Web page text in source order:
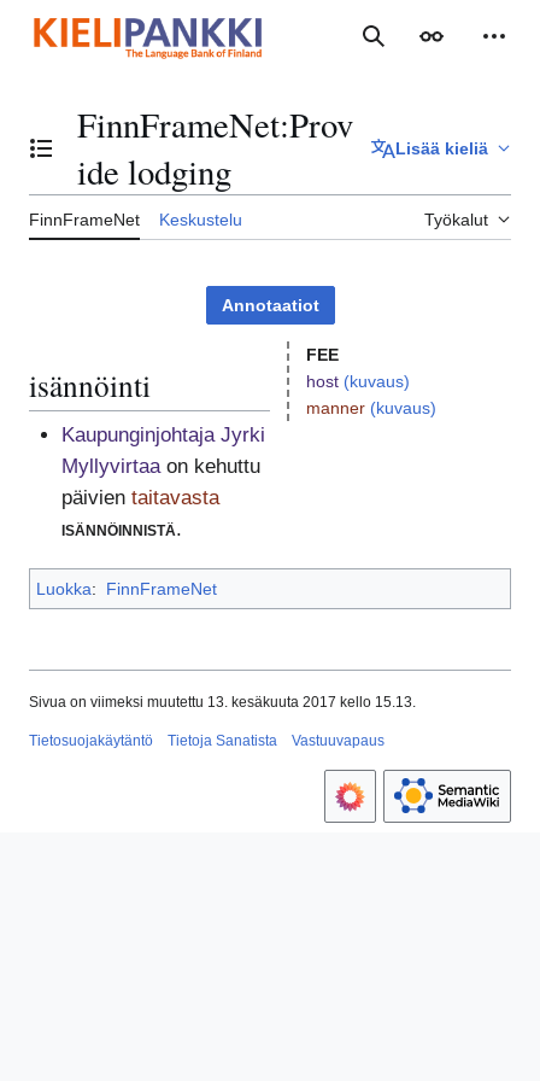
sisältöön
Haku Ulkoasu
Vaihda sisällysluettelo
FinnFrameNet:Prov
ide lodging
Lisää kieliä
FinnFrameNet Keskustelu Työkalut
Annotaatiot
isännöinti
Kaupunginjohtaja Jyrki
Myllyvirtaaon kehuttu
päivien taitavasta
isännöinnistä.
FEE
host (kuvaus)
manner (kuvaus)
Luokka: FinnFrameNet
Sivua on viimeksi muutettu 13. kesäkuuta 2017 kello 15.13.
Tietosuojakäytäntö Tietoja Sanatista Vastuuvapaus